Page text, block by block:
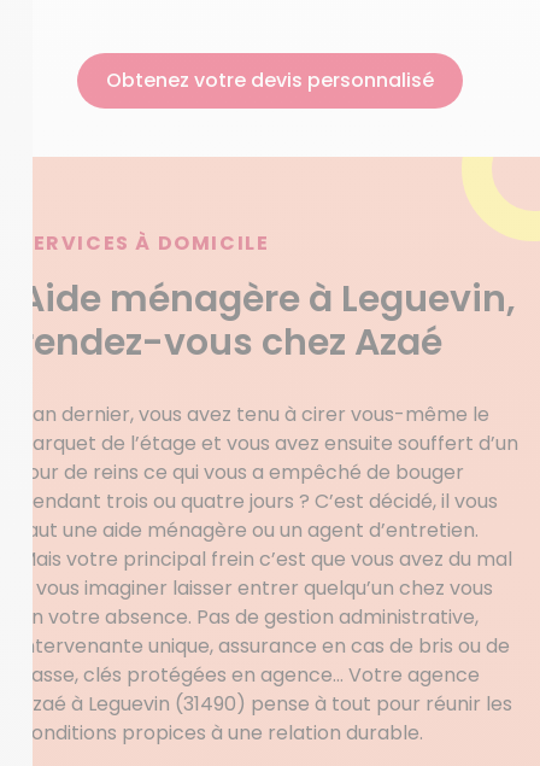
Obtenez votre devis personnalisé
SERVICES À DOMICILE
Aide ménagère à Leguevin,
rendez-vous chez Azaé
L’an dernier, vous avez tenu à cirer vous-même le
parquet de l’étage et vous avez ensuite souffert d’un
tour de reins ce qui vous a empêché de bouger
pendant trois ou quatre jours ? C’est décidé, il vous
faut une aide ménagère ou un agent d’entretien.
Mais votre principal frein c’est que vous avez du mal
à vous imaginer laisser entrer quelqu’un chez vous
en votre absence. Pas de gestion administrative,
intervenante unique, assurance en cas de bris ou de
casse, clés protégées en agence… Votre agence
Azaé à Leguevin (31490) pense à tout pour réunir les
conditions propices à une relation durable.